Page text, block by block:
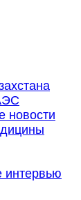
новости
интервью